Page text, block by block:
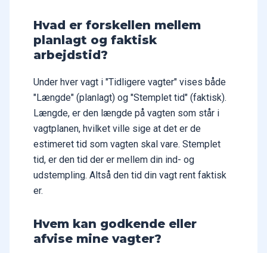
Hvad er forskellen mellem
planlagt og faktisk
arbejdstid?
Under hver vagt i "Tidligere vagter" vises både
"Længde" (planlagt) og "Stemplet tid" (faktisk).
Længde, er den længde på vagten som står i
vagtplanen, hvilket ville sige at det er de
estimeret tid som vagten skal vare. Stemplet
tid, er den tid der er mellem din ind- og
udstempling. Altså den tid din vagt rent faktisk
er.
Hvem kan godkende eller
afvise mine vagter?